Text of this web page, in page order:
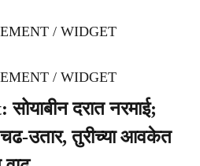
/ WIDGET
/ WIDGET
दरात नरमाई;
चढ-उतार, तुरीच्या आवकेत